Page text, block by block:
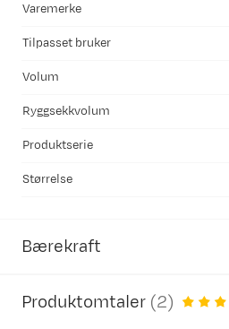
Varemerke
Tilpasset bruker
Volum
Ryggsekkvolum
Produktserie
Størrelse
Bærekraft
Produktomtaler (2)